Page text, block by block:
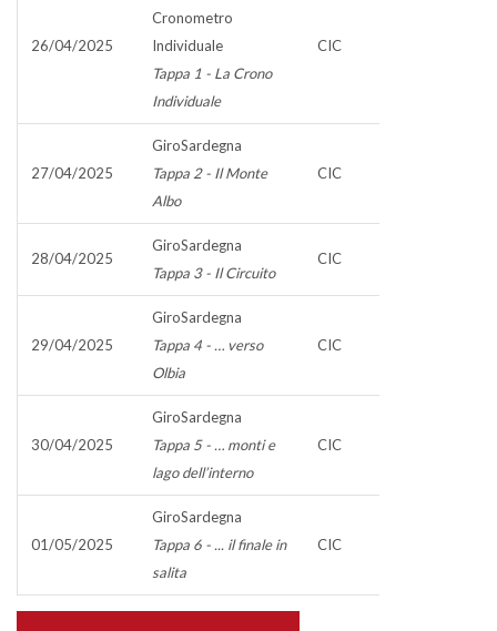
26/04/2025
Cronometro
Individuale
Tappa 1 - La Crono
Individuale
CIC
27/04/2025
GiroSardegna
Tappa 2 - Il Monte
Albo
CIC
28/04/2025
GiroSardegna
Tappa 3 - Il Circuito
CIC
29/04/2025
GiroSardegna
Tappa 4 - … verso
Olbia
CIC
30/04/2025
GiroSardegna
Tappa 5 - … monti e
lago dell’interno
CIC
01/05/2025
GiroSardegna
Tappa 6 - ... il finale in
salita
CIC